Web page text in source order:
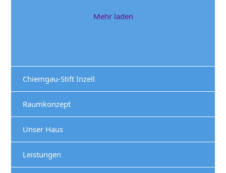
Mehr laden
Chiemgau-Stift Inzell
Raumkonzept
Unser Haus
Leistungen